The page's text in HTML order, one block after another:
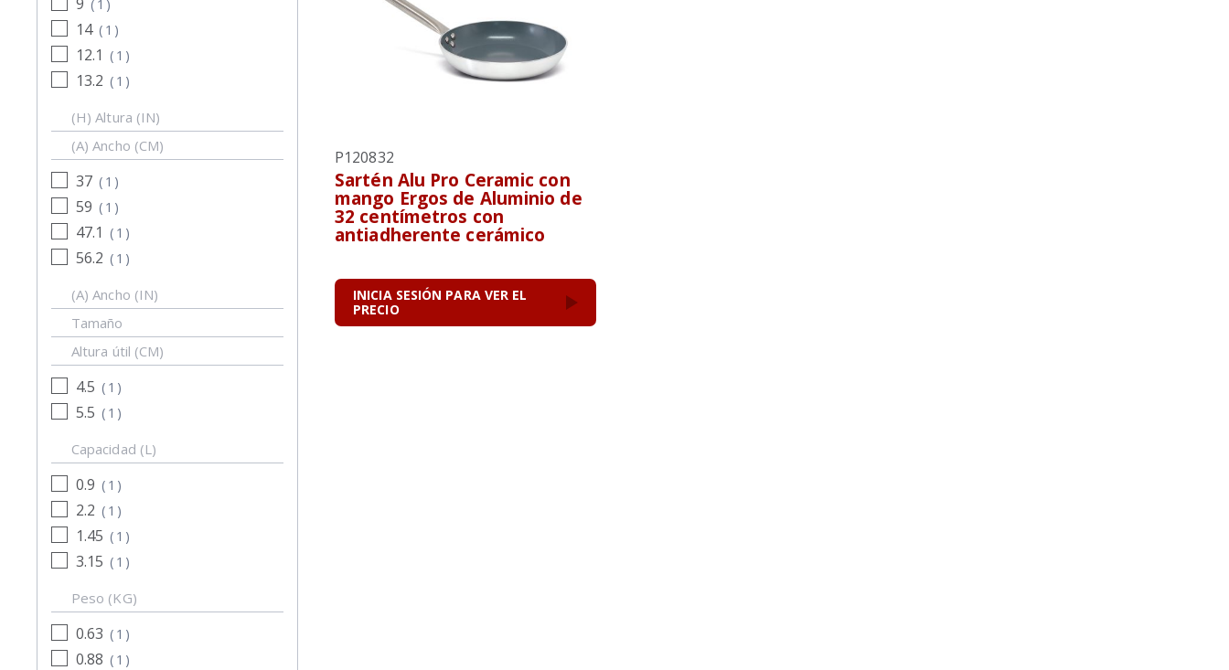
( 1 )
14 ( 1 )
12.1 ( 1 )
13.2 ( 1 )
(H) Altura (IN)
(A) Ancho (CM)
37 ( 1 )
59 ( 1 )
47.1 ( 1 )
56.2 ( 1 )
(A) Ancho (IN)
Tamaño
Altura útil (CM)
4.5 ( 1 )
5.5 ( 1 )
Capacidad (L)
0.9 ( 1 )
2.2 ( 1 )
1.45 ( 1 )
3.15 ( 1 )
Peso (KG)
0.63 ( 1 )
0.88 ( 1 )
P120832
Sartén Alu Pro Ceramic con
mango Ergos de Aluminio de
32 centímetros con
antiadherente cerámico
INICIA SESIÓN PARA VER EL
PRECIO